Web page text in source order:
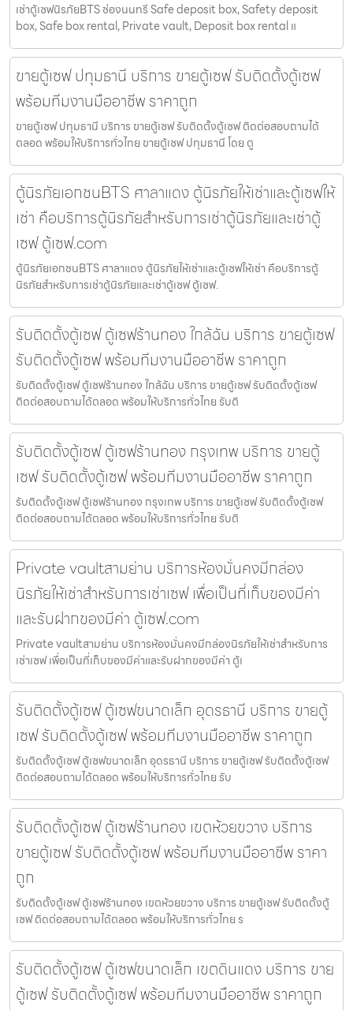
เช่าตู้เซฟนิรภัยBTS ช่องนนทรี Safe deposit box, Safety deposit
box, Safe box rental, Private vault, Deposit box rental แ
ขายตู้เซฟ ปทุมธานี บริการ ขายตู้เซฟ รับติดตั้งตู้เซฟ
พร้อมทีมงานมืออาชีพ ราคาถูก
ขายตู้เซฟ ปทุมธานี บริการ ขายตู้เซฟ รับติดตั้งตู้เซฟ ติดต่อสอบถามได้
ตลอด พร้อมให้บริการทั่วไทย ขายตู้เซฟ ปทุมธานี โดย ตู
ตู้นิรภัยเอกชนBTS ศาลาแดง ตู้นิรภัยให้เช่าและตู้เซฟให้
เช่า คือบริการตู้นิรภัยสำหรับการเช่าตู้นิรภัยและเช่าตู้
เซฟ ตู้เซฟ.com
ตู้นิรภัยเอกชนBTS ศาลาแดง ตู้นิรภัยให้เช่าและตู้เซฟให้เช่า คือบริการตู้
นิรภัยสำหรับการเช่าตู้นิรภัยและเช่าตู้เซฟ ตู้เซฟ.
รับติดตั้งตู้เซฟ ตู้เซฟร้านทอง ใกล้ฉัน บริการ ขายตู้เซฟ
รับติดตั้งตู้เซฟ พร้อมทีมงานมืออาชีพ ราคาถูก
รับติดตั้งตู้เซฟ ตู้เซฟร้านทอง ใกล้ฉัน บริการ ขายตู้เซฟ รับติดตั้งตู้เซฟ
ติดต่อสอบถามได้ตลอด พร้อมให้บริการทั่วไทย รับติ
รับติดตั้งตู้เซฟ ตู้เซฟร้านทอง กรุงเทพ บริการ ขายตู้
เซฟ รับติดตั้งตู้เซฟ พร้อมทีมงานมืออาชีพ ราคาถูก
รับติดตั้งตู้เซฟ ตู้เซฟร้านทอง กรุงเทพ บริการ ขายตู้เซฟ รับติดตั้งตู้เซฟ
ติดต่อสอบถามได้ตลอด พร้อมให้บริการทั่วไทย รับติ
Private vaultสามย่าน บริการห้องมั่นคงมีกล่อง
นิรภัยให้เช่าสำหรับการเช่าเซฟ เพื่อเป็นที่เก็บของมีค่า
และรับฝากของมีค่า ตู้เซฟ.com
Private vaultสามย่าน บริการห้องมั่นคงมีกล่องนิรภัยให้เช่าสำหรับการ
เช่าเซฟ เพื่อเป็นที่เก็บของมีค่าและรับฝากของมีค่า ตู้เ
รับติดตั้งตู้เซฟ ตู้เซฟขนาดเล็ก อุดรธานี บริการ ขายตู้
เซฟ รับติดตั้งตู้เซฟ พร้อมทีมงานมืออาชีพ ราคาถูก
รับติดตั้งตู้เซฟ ตู้เซฟขนาดเล็ก อุดรธานี บริการ ขายตู้เซฟ รับติดตั้งตู้เซฟ
ติดต่อสอบถามได้ตลอด พร้อมให้บริการทั่วไทย รับ
รับติดตั้งตู้เซฟ ตู้เซฟร้านทอง เขตห้วยขวาง บริการ
ขายตู้เซฟ รับติดตั้งตู้เซฟ พร้อมทีมงานมืออาชีพ ราคา
ถูก
รับติดตั้งตู้เซฟ ตู้เซฟร้านทอง เขตห้วยขวาง บริการ ขายตู้เซฟ รับติดตั้งตู้
เซฟ ติดต่อสอบถามได้ตลอด พร้อมให้บริการทั่วไทย ร
รับติดตั้งตู้เซฟ ตู้เซฟขนาดเล็ก เขตดินแดง บริการ ขาย
ตู้เซฟ รับติดตั้งตู้เซฟ พร้อมทีมงานมืออาชีพ ราคาถูก